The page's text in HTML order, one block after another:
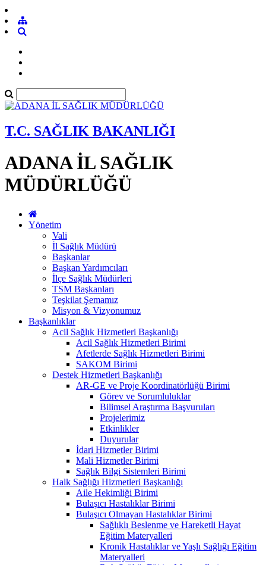
T.C. SAĞLIK BAKANLIĞI
ADANA İL SAĞLIK
MÜDÜRLÜĞÜ
Yönetim
Vali
İl Sağlık Müdürü
Başkanlar
Başkan Yardımcıları
İlçe Sağlık Müdürleri
TSM Başkanları
Teşkilat Şemamız
Misyon & Vizyonumuz
Başkanlıklar
Acil Sağlık Hizmetleri Başkanlığı
Acil Sağlık Hizmetleri Birimi
Afetlerde Sağlık Hizmetleri Birimi
SAKOM Birimi
Destek Hizmetleri Başkanlığı
AR-GE ve Proje Koordinatörlüğü Birimi
Görev ve Sorumluluklar
Bilimsel Araştırma Başvuruları
Projelerimiz
Etkinlikler
Duyurular
İdari Hizmetler Birimi
Mali Hizmetler Birimi
Sağlık Bilgi Sistemleri Birimi
Halk Sağlığı Hizmetleri Başkanlığı
Aile Hekimliği Birimi
Bulaşıcı Hastalıklar Birimi
Bulaşıcı Olmayan Hastalıklar Birimi
Sağlıklı Beslenme ve Hareketli Hayat
Eğitim Materyalleri
Kronik Hastalıklar ve Yaşlı Sağlığı Eğitim
Materyalleri